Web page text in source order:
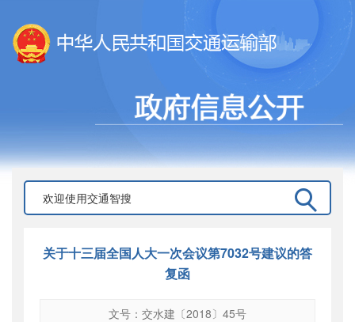
关于十三届全国人大一次会议第7032号建议的答
复函
文号：交水建〔2018〕45号